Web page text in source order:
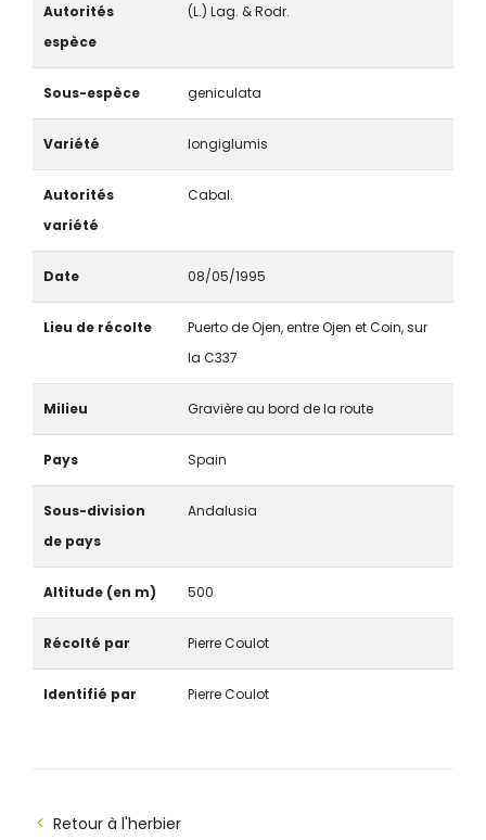
Autorités
espèce
(L.) Lag. & Rodr.
Sous-espèce geniculata
Variété longiglumis
Autorités
variété
Cabal.
Date 08/05/1995
Lieu de récolte
Puerto de Ojen, entre Ojen et Coin, sur
la C337
Milieu Gravière au bord de la route
Pays Spain
Sous-division
de pays
Andalusia
Altitude (en m) 500
Récolté par Pierre Coulot
Identifié par Pierre Coulot
Retour à l'herbier